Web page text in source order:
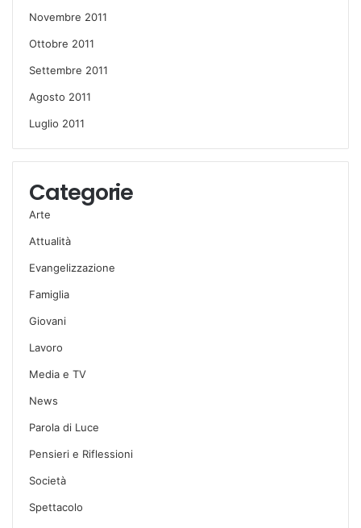
Novembre 2011
Ottobre 2011
Settembre 2011
Agosto 2011
Luglio 2011
Categorie
Arte
Attualità
Evangelizzazione
Famiglia
Giovani
Lavoro
Media e TV
News
Parola di Luce
Pensieri e Riflessioni
Società
Spettacolo